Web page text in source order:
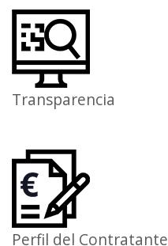
Transparencia
Perfil del Contratante